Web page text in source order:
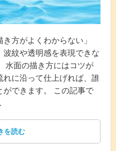
き方がよくわからない」
波紋や透明感を表現できな
水面の描き方にはコツが
れに沿って仕上げれば、誰
ができます。 この記事で
を読む